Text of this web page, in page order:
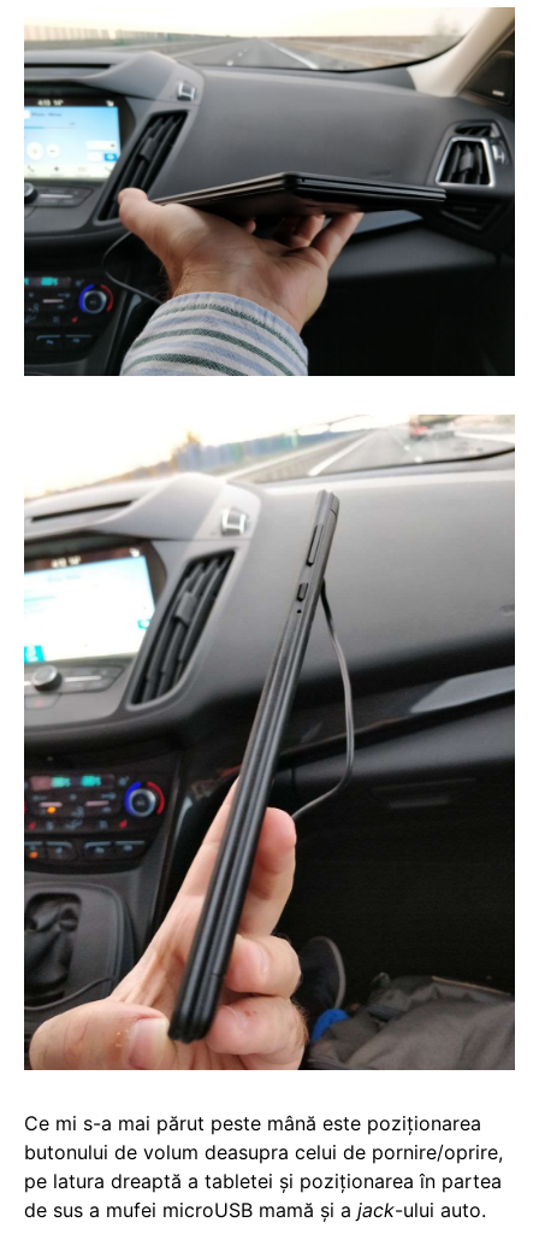
Ce mi s-a mai părut peste mână este poziționarea
butonului de volum deasupra celui de pornire/oprire,
pe latura dreaptă a tabletei și poziționarea în partea
de sus a mufei microUSB mamă și a jack-ului auto.